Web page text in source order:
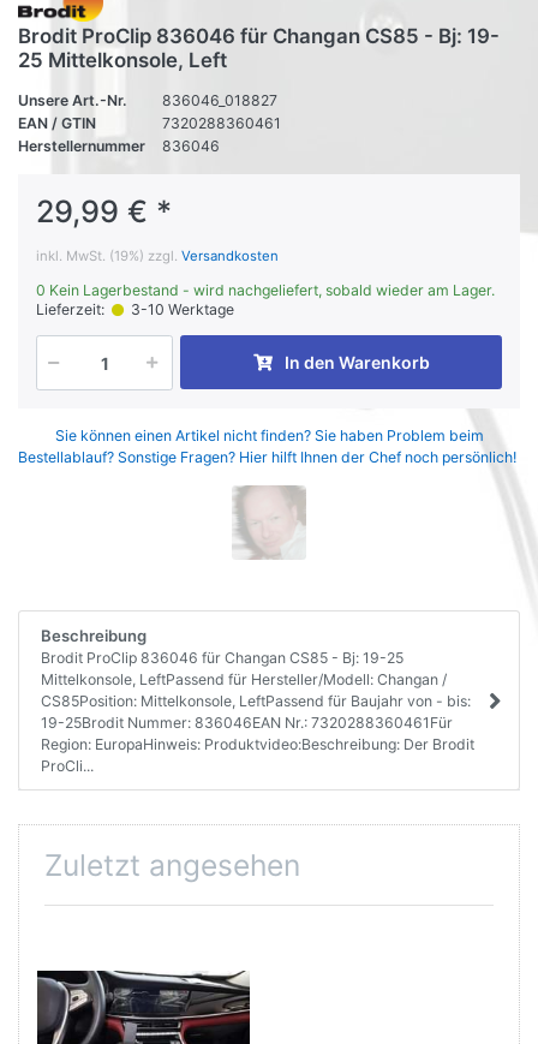
Brodit ProClip 836046 für Changan CS85 - Bj: 19-
25 Mittelkonsole, Left
Unsere Art.-Nr.
836046_018827
EAN / GTIN
7320288360461
Herstellernummer
836046
29,99 € *
inkl. MwSt. (19%) zzgl. Versandkosten
0 Kein Lagerbestand - wird nachgeliefert, sobald wieder am Lager.
Lieferzeit:
3-10 Werktage
In den Warenkorb
Sie können einen Artikel nicht finden? Sie haben Problem beim
Bestellablauf? Sonstige Fragen? Hier hilft Ihnen der Chef noch persönlich!
Beschreibung
Brodit ProClip 836046 für Changan CS85 - Bj: 19-25
Mittelkonsole, LeftPassend für Hersteller/Modell: Changan /
CS85Position: Mittelkonsole, LeftPassend für Baujahr von - bis:
19-25Brodit Nummer: 836046EAN Nr.: 7320288360461Für
Region: EuropaHinweis: Produktvideo:Beschreibung: Der Brodit
ProCli...
Zuletzt angesehen